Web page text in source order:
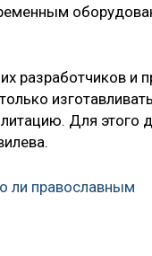
разработчиков и
Для этого
ли православным